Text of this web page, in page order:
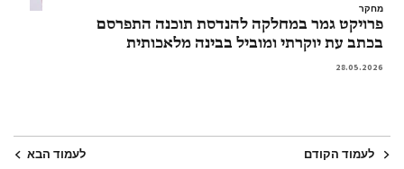
מחקר
פרויקט גמר במחלקה להנדסת תוכנה התפרסם
בכתב עת יוקרתי ומוביל בבינה מלאכותית
28.05.2026
לעמוד הקודם לעמוד הבא